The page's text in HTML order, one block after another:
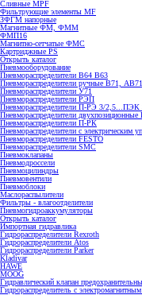
Фильтрующие элементы MF
ЗФГМ напорные
Магнитные ФМ, ФММ
ФМП16
Магнитно-сетчатые ФМС
Картриджные PS
Открыть каталог
Пневмооборудование
Пневмораспределители В64 В63
Пневмораспределители ручные В71,
Пневмораспределители У71
Пневмораспределители РЭП
Пневмораспределители П-РЭ 3/2,5...ПЭК
Пневмораспределители двухпозиционные
Пневмораспределители П-РК
Пневмораспределители с электрическим
Пневмораспределители FESTO
Пневмораспределители SMC
Пневмоклапаны
Пневмодроссели
Пневмоцилиндры
Пневмовентили
Пневмоблоки
Маслораспылители
Фильтры - влагоотделители
Пневмогидроаккумуляторы
Открыть каталог
Импортная гидравлика
Гидрораспределители Rexroth
Гидрораспределители Atos
Гидрораспределители Parker
Kladivar
HAWE
MOOG
Гидравлический клапан
Гидрораспределитель с